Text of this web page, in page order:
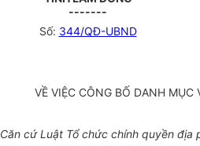
-------
Số: 344/QĐ-UBND
VỀ VIỆC CÔNG BỐ DANH
Căn cứ Luật Tổ chức chính quyền